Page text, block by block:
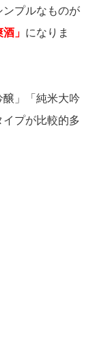
ンプルなものが
酒」 になりま
」「純米大吟
プが比較的多